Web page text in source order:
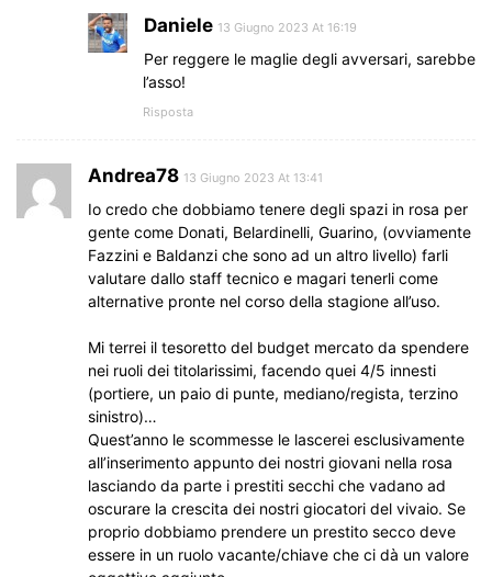
Daniele 13 Giugno 2023 At 16:19
Per reggere le maglie degli avversari, sarebbe
l’asso!
Risposta
Andrea78 13 Giugno 2023 At 13:41
Io credo che dobbiamo tenere degli spazi in rosa per
gente come Donati, Belardinelli, Guarino, (ovviamente
Fazzini e Baldanzi che sono ad un altro livello) farli
valutare dallo staff tecnico e magari tenerli come
alternative pronte nel corso della stagione all’uso.
Mi terrei il tesoretto del budget mercato da spendere
nei ruoli dei titolarissimi, facendo quei 4/5 innesti
(portiere, un paio di punte, mediano/regista, terzino
sinistro)…
Quest’anno le scommesse le lascerei esclusivamente
all’inserimento appunto dei nostri giovani nella rosa
lasciando da parte i prestiti secchi che vadano ad
oscurare la crescita dei nostri giocatori del vivaio. Se
proprio dobbiamo prendere un prestito secco deve
essere in un ruolo vacante/chiave che ci dà un valore